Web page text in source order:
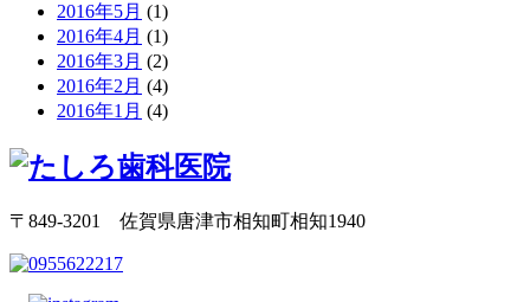
2016年5月 (1)
2016年4月 (1)
2016年3月 (2)
2016年2月 (4)
2016年1月 (4)
〒849-3201 佐賀県唐津市相知町相知1940